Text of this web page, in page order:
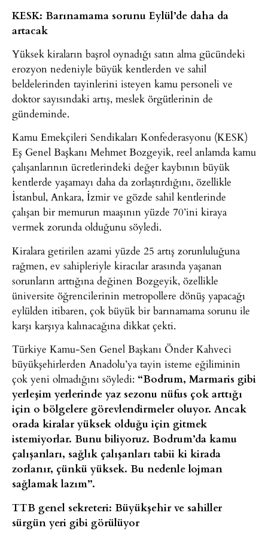
KESK: Barınamama sorunu Eylül’de daha da
artacak
Yüksek kiraların başrol oynadığı satın alma gücündeki
erozyon nedeniyle büyük kentlerden ve sahil
beldelerinden tayinlerini isteyen kamu personeli ve
doktor sayısındaki artış, meslek örgütlerinin de
gündeminde.
Kamu Emekçileri Sendikaları Konfederasyonu (KESK)
Eş Genel Başkanı Mehmet Bozgeyik, reel anlamda kamu
çalışanlarının ücretlerindeki değer kaybının büyük
kentlerde yaşamayı daha da zorlaştırdığını, özellikle
İstanbul, Ankara, İzmir ve gözde sahil kentlerinde
çalışan bir memurun maaşının yüzde 70’ini kiraya
vermek zorunda olduğunu söyledi.
Kiralara getirilen azami yüzde 25 artış zorunluluğuna
rağmen, ev sahipleriyle kiracılar arasında yaşanan
sorunların arttığına değinen Bozgeyik, özellikle
üniversite öğrencilerinin metropollere dönüş yapacağı
eylülden itibaren, çok büyük bir barınamama sorunu ile
karşı karşıya kalınacağına dikkat çekti.
Türkiye Kamu-Sen Genel Başkanı Önder Kahveci
büyükşehirlerden Anadolu’ya tayin isteme eğiliminin
çok yeni olmadığını söyledi: “Bodrum, Marmaris gibi
yerleşim yerlerinde yaz sezonu nüfus çok arttığı
için o bölgelere görevlendirmeler oluyor. Ancak
orada kiralar yüksek olduğu için gitmek
istemiyorlar. Bunu biliyoruz. Bodrum’da kamu
çalışanları, sağlık çalışanları tabii ki kirada
zorlanır, çünkü yüksek. Bu nedenle lojman
sağlamak lazım”.
TTB genel sekreteri: Büyükşehir ve sahiller
sürgün yeri gibi görülüyor